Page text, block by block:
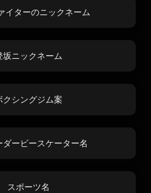
イターのニックネーム
坂ニックネーム
クシングジム案
ダービースケーター名
スポーツ名